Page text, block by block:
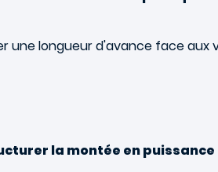
une longueur d'avance face aux
la montée en puissance